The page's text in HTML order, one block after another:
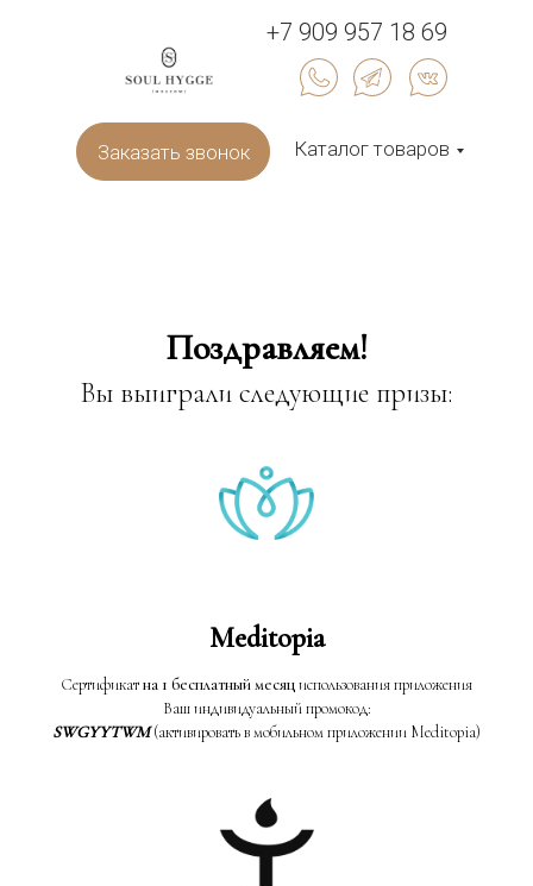
Каталог товаров
+7 909 957 18 69
Заказать звонок
Поздравляем!
Вы выиграли следующие призы:
Meditopia
Сертификатна 1 бесплатный месяциспользования приложения
Ваш индивидуальный промокод:
SWGYYTWM(активировать в мобильном приложении Meditopia)